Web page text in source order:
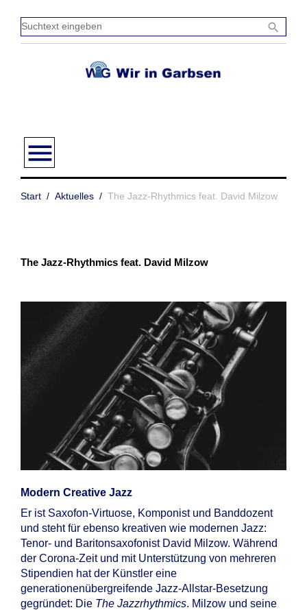
Inhalt
springen
search
menu
Start / Aktuelles / The Jazz-Rhythmics feat. David Milzow
The Jazz-Rhythmics feat. David Milzow
Modern Creative Jazz
Er ist Saxofon-Virtuose, Komponist und Banddozent
und steht für ebenso kreativen wie modernen Jazz:
Tenor- und Baritonsaxofonist David Milzow. Während
der Corona-Zeit und mit Unterstützung von mehreren
Stipendien hat der Künstler eine
generationenübergreifende Jazz-Allstar-Besetzung
gegründet: Die The Jazzrhythmics. Milzow und seine